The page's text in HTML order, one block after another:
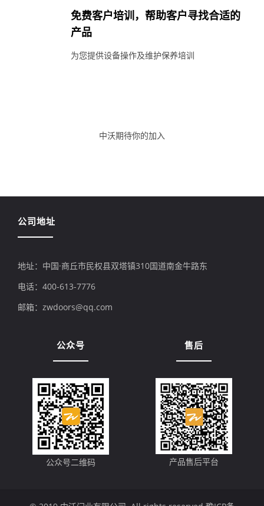
免费客户培训，帮助客户寻找合适的
产品
为您提供设备操作及维护保养培训
中沃期待你的加入
公司地址
地址：中国·商丘市民权县双塔镇310国道南金牛路东
电话：400-613-7776
邮箱：zwdoors@qq.com
公众号
公众号二维码
售后
产品售后平台